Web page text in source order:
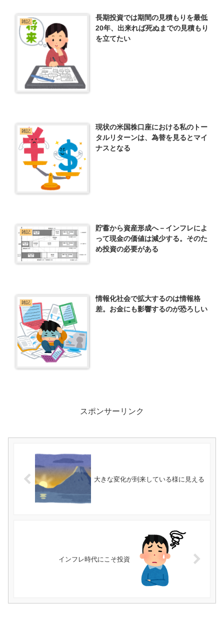
雑記
長期投資では期間の見積もりを最低
20年、出来れば死ぬまでの見積もり
を立てたい
雑記
現状の米国株口座における私のトー
タルリターンは、為替を見るとマイ
ナスとなる
雑記
貯蓄から資産形成へ－インフレによ
って現金の価値は減少する。そのた
め投資の必要がある
雑記
情報化社会で拡大するのは情報格
差。お金にも影響するのが恐ろしい
スポンサーリンク
大きな変化が到来している様に見える
インフレ時代にこそ投資